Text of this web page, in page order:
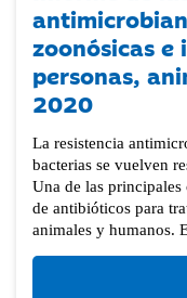
zoonósicas e
personas,
2020
La resistencia
bacterias se vuelven
Una de las principales
de antibióticos para
animales y humanos.